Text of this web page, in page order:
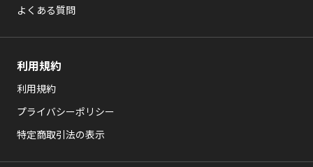
よくある質問
利用規約
利用規約
プライバシーポリシー
特定商取引法の表示